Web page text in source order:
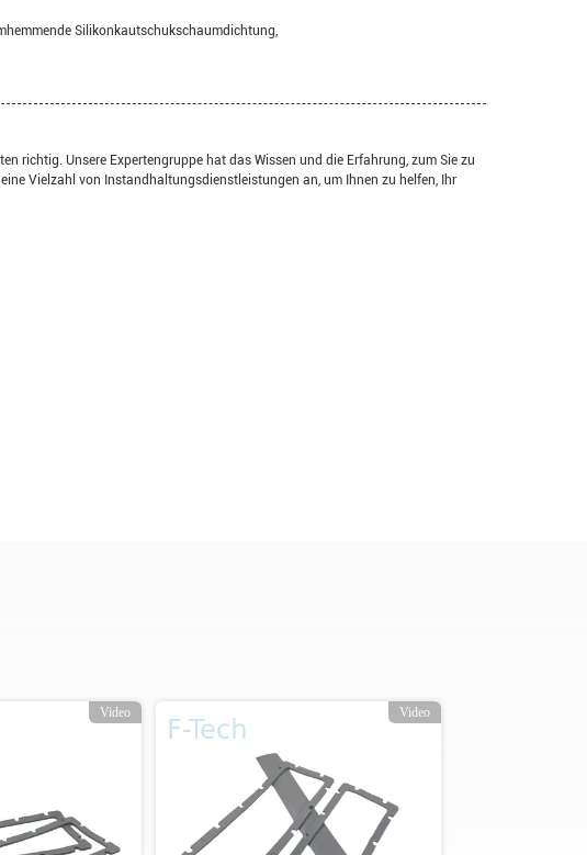
Silikonkautschukschaumdichtung,
richtig. Unsere Expertengruppe hat das Wissen und die Erfahrung, zum Sie zu
Vielzahl von Instandhaltungsdienstleistungen an, um Ihnen zu helfen, Ihr
Video Video